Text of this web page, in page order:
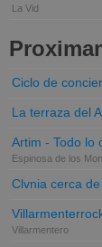
La Vid
Ciclo de
La terraza del
Artim - Todo lo
Espinosa de los
Clvnia cerca de
Villarmentero